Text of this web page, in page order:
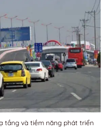
tầng và tiềm năng phát triển